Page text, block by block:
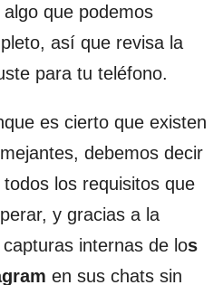
que podemos
así que revisa la
para tu teléfono.
es cierto que existen
debemos decir
los requisitos que
y gracias a la
internas de los
en sus chats sin